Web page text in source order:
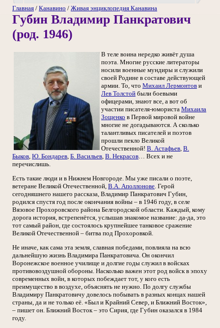
Главная / Канавино / Живая энциклопедия Канавина
Губин Владимир Панкратович
(род. 1946)
В теле воина нередко живёт душа
поэта. Многие русские литераторы
носили военные мундиры и служили
своей Родине в составе действующей
армии. То, что Михаил Лермонтов и
Лев Толстой были боевыми
офицерами, знают все, а вот об
участии писателя-юмориста Михаила
Зощенко в Первой мировой войне
многие не догадываются. А сколько
талантливых писателей и поэтов
прошли пекло Великой
Отечественной! В. Астафьев, В.
Быков, Ю. Бондарев, Б. Васильев, В. Некрасов… Всех и не
перечислишь.
Есть такие люди и в Нижнем Новгороде. Мы уже писали о поэте,
ветеране Великой Отечественной, В.А. Аполлонове. Герой
сегодняшнего нашего рассказа, Владимир Панкратович Губин,
родился спустя год после окончания войны – в 1946 году, в селе
Вязовое Прохоровского района Белгородской области. Каждый, кому
дорога история, встрепенётся, услышав знакомое название: да-да, это
тот самый район, где состоялось крупнейшее танковое сражение
Великой Отечественной – битва под Прохоровкой.
Не иначе, как сама эта земля, славная победами, повлияла на всю
дальнейшую жизнь Владимира Панкратовича. Он окончил
Воронежское военное училище и долгие годы служил в войсках
противовоздушной обороны. Насколько важен этот род войск в эпоху
современных войн, в которых побеждает тот, у кого есть
преимущество в воздухе, объяснять не нужно. По долгу службы
Владимиру Панкратовичу довелось побывать в разных концах нашей
страны, да и не только её. «Был и Крайний Север, и Ближний Восток»,
– пишет он. Ближний Восток – это Сирия, где Губин оказался в 1984
году.